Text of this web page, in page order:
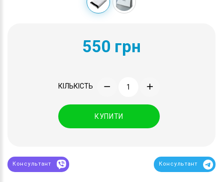
550 грн
КІЛЬКІСТЬ
КУПИТИ
Консультант Консультант